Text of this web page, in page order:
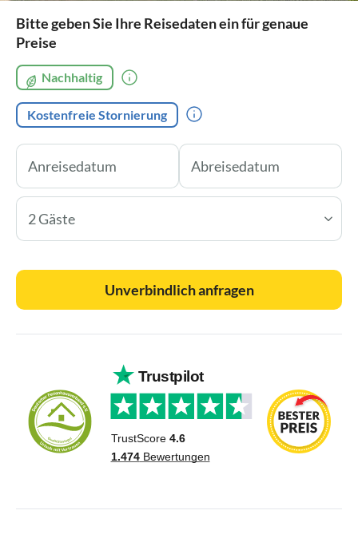
Bitte geben Sie Ihre Reisedaten ein für genaue
Preise
Nachhaltig
Kostenfreie Stornierung
2 Gäste
Unverbindlich anfragen